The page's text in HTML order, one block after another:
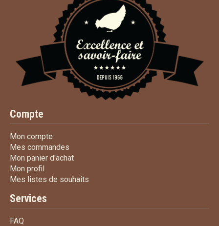
Compte
Mon compte
Mes commandes
Mon panier d'achatMon panier d'achat
Mon profil
Mes listes de souhaits
Services
FAQ